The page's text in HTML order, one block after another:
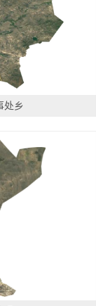
处乡